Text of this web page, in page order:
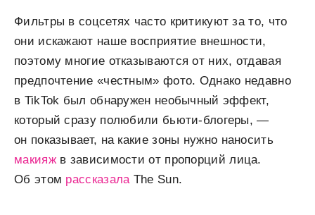
Фильтры в соцсетях часто критикуют за то, что
они искажают наше восприятие внешности,
поэтому многие отказываются от них, отдавая
предпочтение «честным» фото. Однако недавно
в TikTok был обнаружен необычный эффект,
который сразу полюбили бьюти-блогеры, —
он показывает, на какие зоны нужно наносить
макияжв зависимости от пропорций лица.
Об этом рассказалаThe Sun.